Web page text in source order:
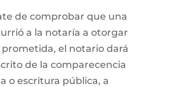
de comprobar que una
a la notaría a otorgar
el notario dará
de la comparecencia
o escritura pública, a